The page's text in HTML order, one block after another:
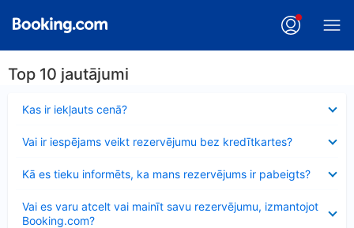
Top 10 jautājumi
Kas ir iekļauts cenā?
Vai ir iespējams veikt rezervējumu bez kredītkartes?
Kā es tieku informēts, ka mans rezervējums ir pabeigts?
Vai es varu atcelt vai mainīt savu rezervējumu, izmantojot
Booking.com?